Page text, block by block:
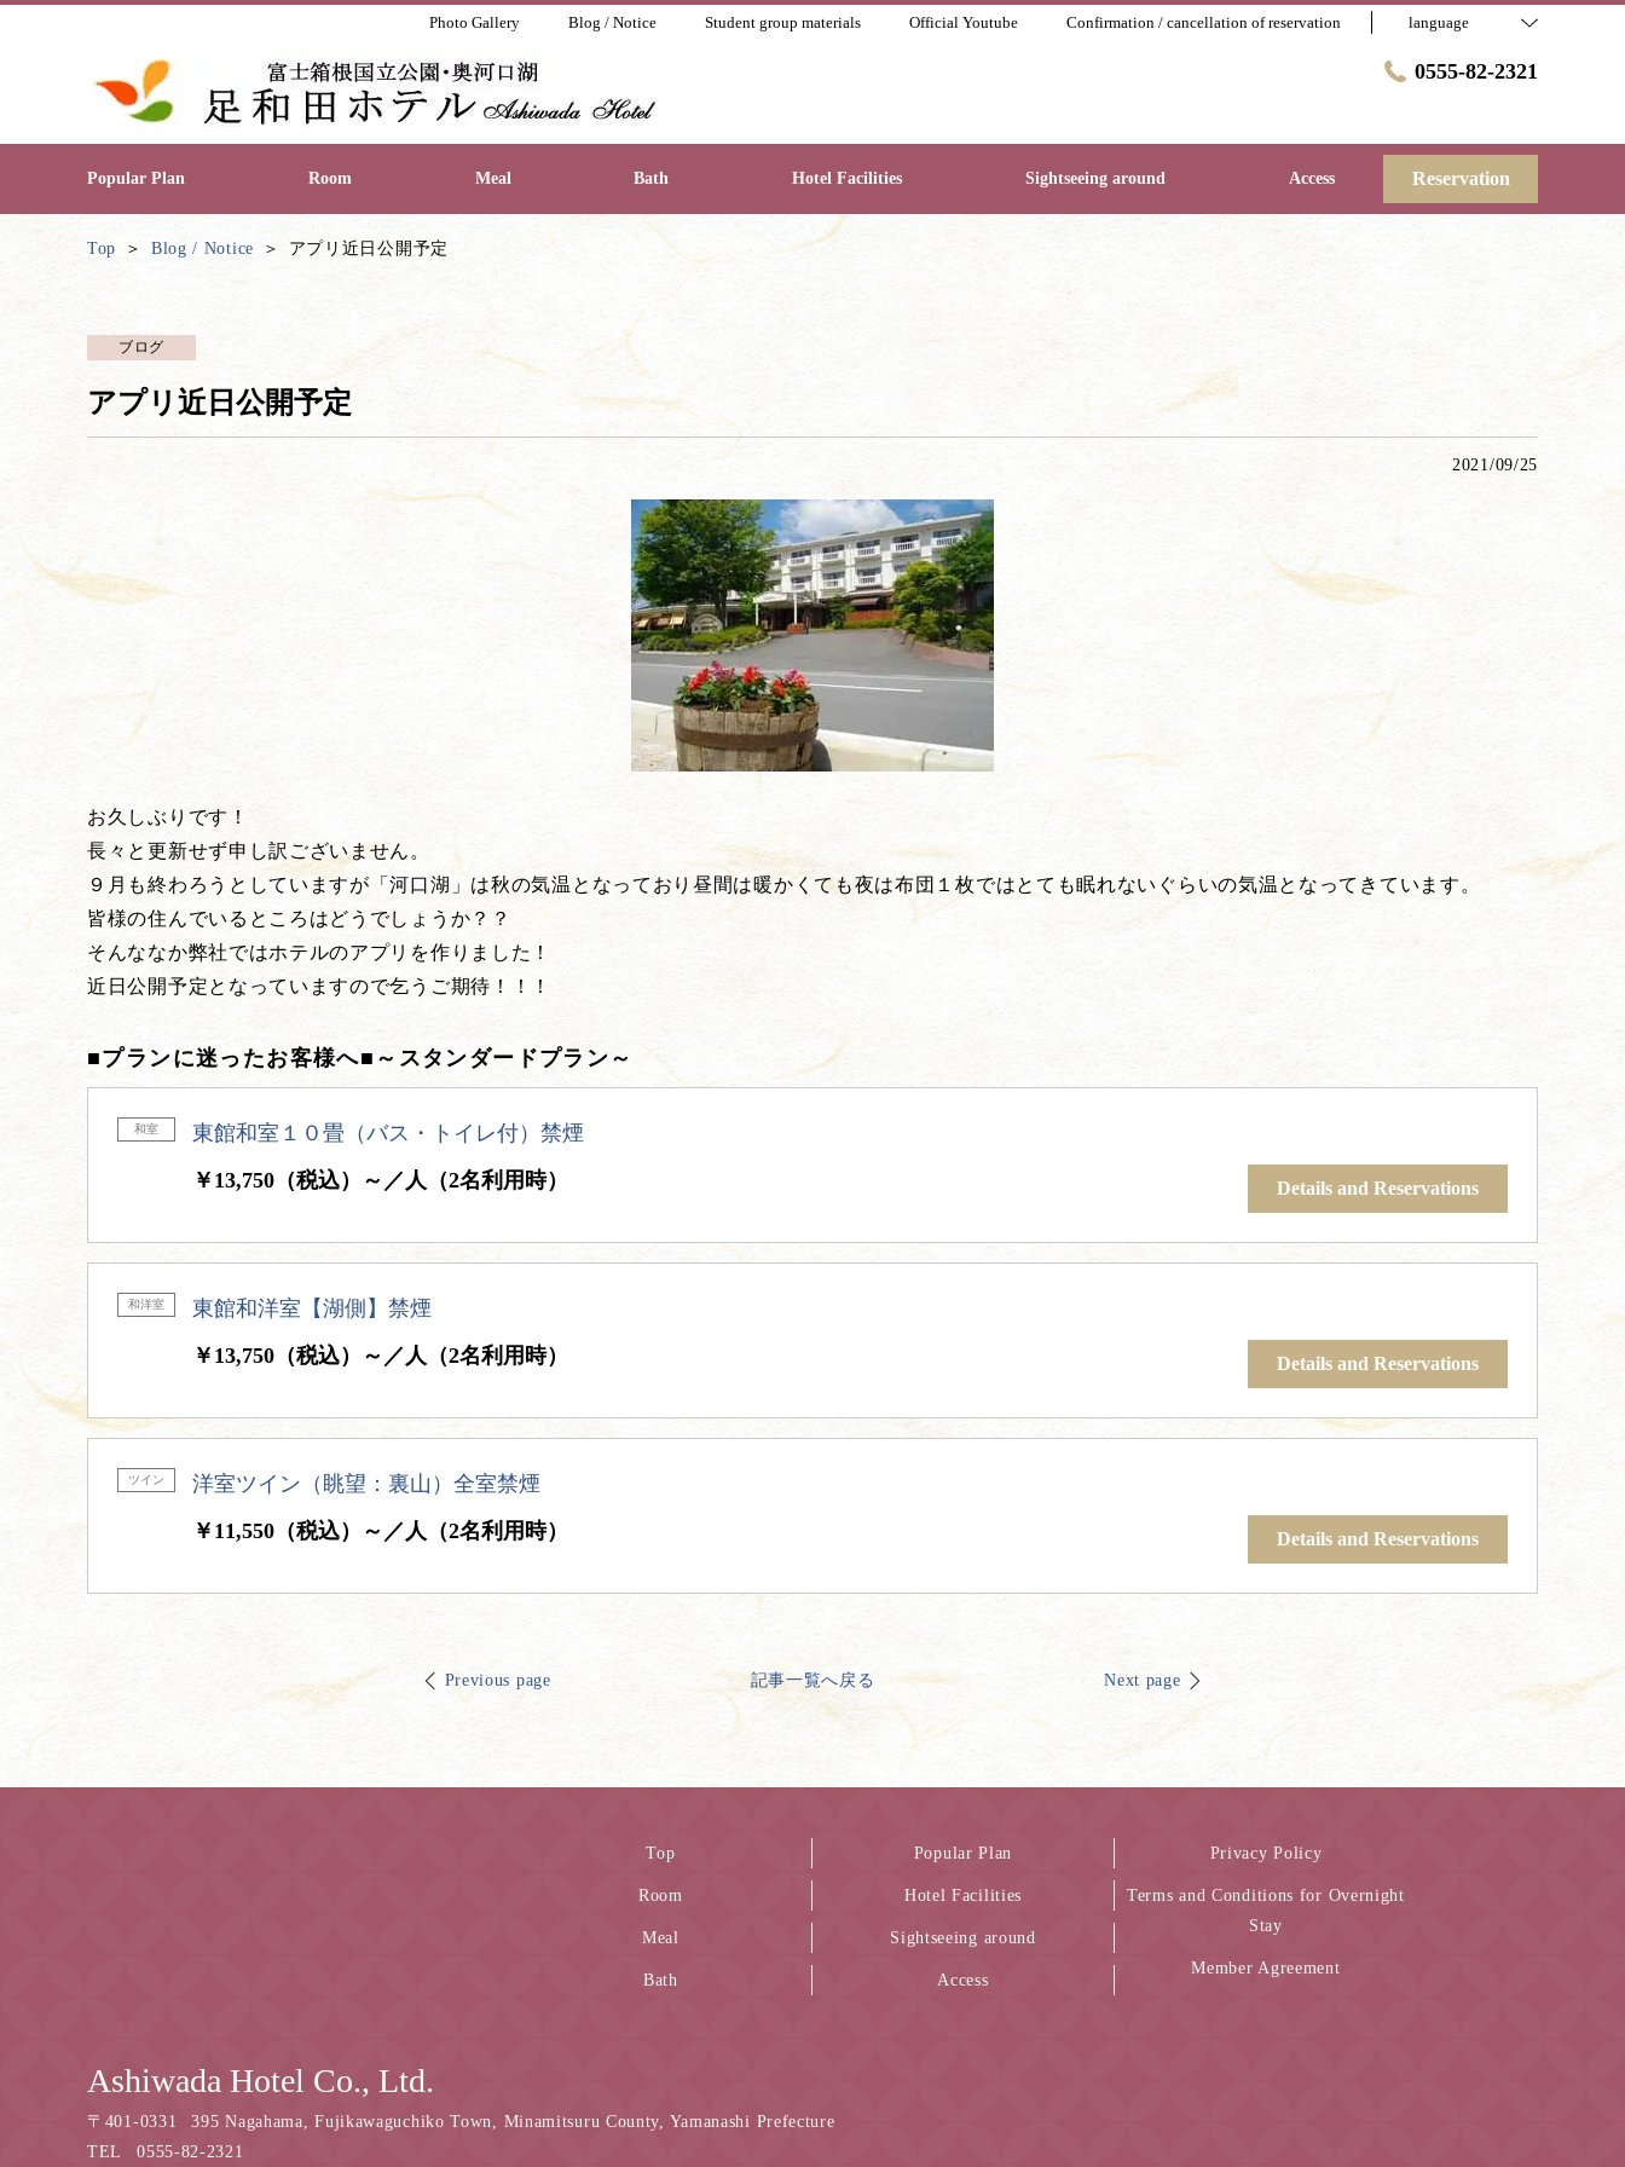
Photo Gallery Blog / Notice Student group materials Official Youtube Confirmation / cancellation of reservation language
0555-82-2321
Popular Plan Room Meal Bath Hotel Facilities Sightseeing around Access Reservation
Top Blog / Notice アプリ近日公開予定
ブログ
アプリ近日公開予定
2021/09/25
お久しぶりです！
長々と更新せず申し訳ございません。
９月も終わろうとしていますが「河口湖」は秋の気温となっており昼間は暖かくても夜は布団１枚ではとても眠れないぐらいの気温となってきています。
皆様の住んでいるところはどうでしょうか？？
そんななか弊社ではホテルのアプリを作りました！
近日公開予定となっていますので乞うご期待！！！
■プランに迷ったお客様へ■～スタンダードプラン～
和室
東館和室１０畳（バス・トイレ付）禁煙
￥13,750（税込）～／人（2名利用時）
Details and Reservations
和洋室
東館和洋室【湖側】禁煙
￥13,750（税込）～／人（2名利用時）
Details and Reservations
ツイン
洋室ツイン（眺望：裏山）全室禁煙
￥11,550（税込）～／人（2名利用時）
Details and Reservations
Previous page 記事一覧へ戻る Next page
Top
Room
Meal
Bath
Popular Plan
Hotel Facilities
Sightseeing around
Access
Privacy Policy
Terms and Conditions for Overnight
Stay
Member Agreement
Ashiwada Hotel Co., Ltd.
〒 401-0331
395 Nagahama, Fujikawaguchiko Town, Minamitsuru County, Yamanashi Prefecture
TEL
0555-82-2321